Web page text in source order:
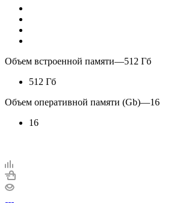
Объем встроенной памяти—512 Гб
512 Гб
Объем оперативной памяти (Gb)—16
16